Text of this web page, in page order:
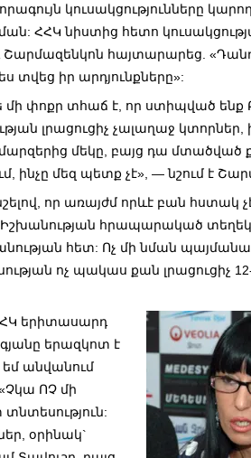
կուսակցությունները
ՀՀԿ նիստից հետո
Շարմազենկոն հայտարարեց.
տվեց իր արդյունքները»:
մի փոքր տհաճ է, որ ստիպված ենք
լրացուցիչ չալաղաջ կտորներ,
մեկը, բայց դա մտածված
ինչը մեզ պետք չէ», — նշում է
որ առայժմ որևէ բան հստակ
հրապարակած
հետ: Ոչ մի նման
ոչ պակաս քան լրացուցիչ 12-
երիտասարդ
երազկոտ է
անվանում
ՈՉ մի
օրինակ`